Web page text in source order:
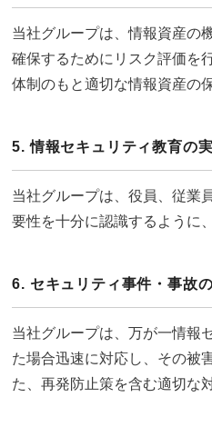
当社グループは、情報資産の
確保するためにリスク評価を
体制のもと適切な情報資産の
5. 情報セキュリティ教育の
当社グループは、役員、従業
要性を十分に認識するように
6. セキュリティ事件・事故
当社グループは、万が一情報
た場合迅速に対応し、その被
た、再発防止策を含む適切な